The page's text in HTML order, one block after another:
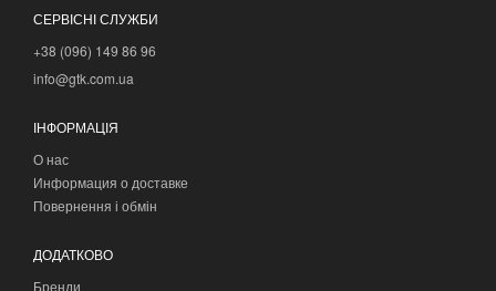
СЕРВІСНІ СЛУЖБИ
+38 (096) 149 86 96
info@gtk.com.ua
ІНФОРМАЦІЯ
О нас
Информация о доставке
Повернення і обмін
ДОДАТКОВО
Бренди